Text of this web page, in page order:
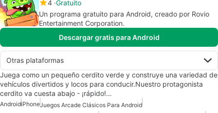
4 Gratuito
Un programa gratuito para Android, creado por Rovio
Entertainment Corporation.
Descargar gratis para Android
Otras plataformas
Juega como un pequeño cerdito verde y construye una variedad de
vehículos divertidos y locos para conducir.Nuestro protagonista
cerdito va cuesta abajo - ¡rápido!…
AndroidiPhoneJuegos Arcade Clásicos Para Android